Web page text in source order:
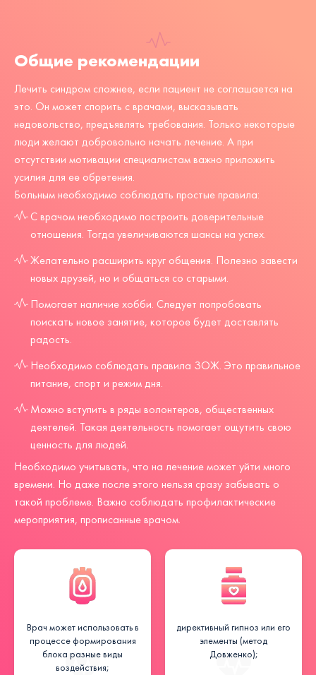
Общие рекомендации
Лечить синдром сложнее, если пациент не соглашается на
это. Он может спорить с врачами, высказывать
недовольство, предъявлять требования. Только некоторые
люди желают добровольно начать лечение. А при
отсутствии мотивации специалистам важно приложить
усилия для ее обретения.
Больным необходимо соблюдать простые правила:
С врачом необходимо построить доверительные
отношения. Тогда увеличиваются шансы на успех.
Желательно расширить круг общения. Полезно завести
новых друзей, но и общаться со старыми.
Помогает наличие хобби. Следует попробовать
поискать новое занятие, которое будет доставлять
радость.
Необходимо соблюдать правила ЗОЖ. Это правильное
питание, спорт и режим дня.
Можно вступить в ряды волонтеров, общественных
деятелей. Такая деятельность помогает ощутить свою
ценность для людей.
Необходимо учитывать, что на лечение может уйти много
времени. Но даже после этого нельзя сразу забывать о
такой проблеме. Важно соблюдать профилактические
мероприятия, прописанные врачом.
Врач может использовать в
процессе формирования
блока разные виды
воздействия;
директивный гипноз или его
элементы (метод
Довженко);